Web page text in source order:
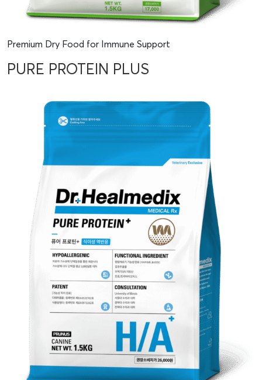
Premium Dry Food for Immune Support
PURE PROTEIN PLUS